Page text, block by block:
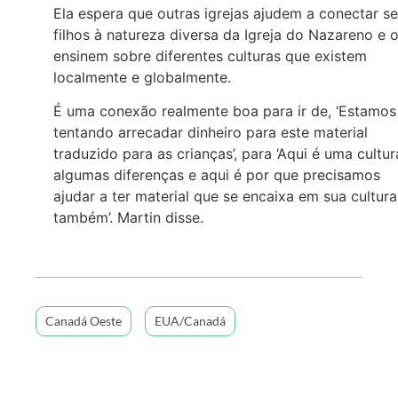
Ela espera que outras igrejas ajudem a conectar
filhos à natureza diversa da Igreja do Nazareno e
ensinem sobre diferentes culturas que existem
localmente e globalmente.
É uma conexão realmente boa para ir de, ‘Estamos
tentando arrecadar dinheiro para este material
traduzido para as crianças’, para ‘Aqui é uma
algumas diferenças e aqui é por que precisamos
ajudar a ter material que se encaixa em sua cultura
também’. Martin disse.
Canadá Oeste EUA/Canadá